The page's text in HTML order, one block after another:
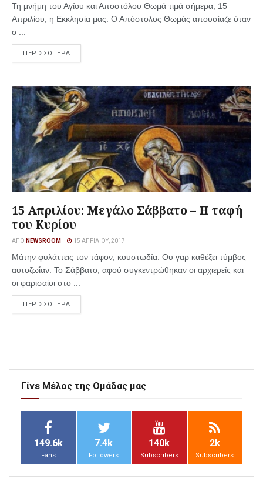
Τη μνήμη του Αγίου και Αποστόλου Θωμά τιμά σήμερα, 15
Απριλίου, η Εκκλησία μας. Ο Απόστολος Θωμάς απουσίαζε όταν
ο ...
ΠΕΡΙΣΣΟΤΕΡΑ
15 Απριλίου: Μεγάλο Σάββατο – Η ταφή
του Κυρίου
ΑΠΌ NEWSROOM 15 ΑΠΡΙΛΊΟΥ, 2017
Μάτην φυλάττεις τον τάφον, κουστωδία. Ου γαρ καθέξει τύμβος
αυτοζωΐαν. Το Σάββατο, αφού συγκεντρώθηκαν οι αρχιερείς και
οι φαρισαίοι στο ...
ΠΕΡΙΣΣΟΤΕΡΑ
Γίνε Μέλος της Ομάδας μας
149.6k
Fans
7.4k
Followers
140k
Subscribers
2k
Subscribers